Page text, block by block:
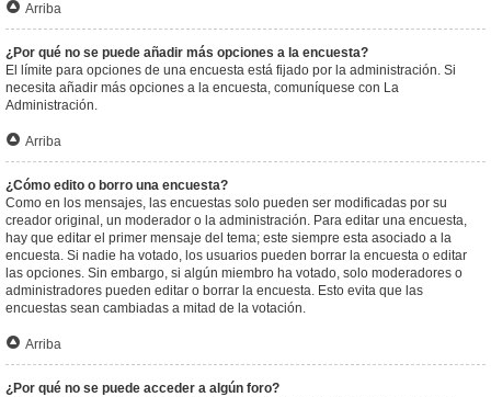
Arriba
¿Por qué no se puede añadir más opciones a la encuesta?
El límite para opciones de una encuesta está fijado por la administración. Si
necesita añadir más opciones a la encuesta, comuníquese con La
Administración.
Arriba
¿Cómo edito o borro una encuesta?
Como en los mensajes, las encuestas solo pueden ser modificadas por su
creador original, un moderador o la administración. Para editar una encuesta,
hay que editar el primer mensaje del tema; este siempre esta asociado a la
encuesta. Si nadie ha votado, los usuarios pueden borrar la encuesta o editar
las opciones. Sin embargo, si algún miembro ha votado, solo moderadores o
administradores pueden editar o borrar la encuesta. Esto evita que las
encuestas sean cambiadas a mitad de la votación.
Arriba
¿Por qué no se puede acceder a algún foro?